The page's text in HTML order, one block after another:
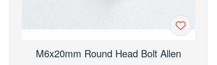
M6x20mm Round Head Bolt Allen